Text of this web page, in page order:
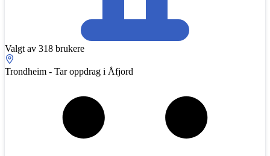
Valgt av 318 brukere
Trondheim - Tar oppdrag i Åfjord